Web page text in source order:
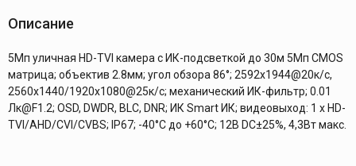
Описание
5Мп уличная HD-TVI камера с ИК-подсветкой до 30м 5Мп CMOS
матрица; объектив 2.8мм; угол обзора 86°; 2592x1944@20к/с,
2560x1440/1920x1080@25к/с; механический ИК-фильтр; 0.01
Лк@F1.2; OSD, DWDR, BLC, DNR; ИК Smart ИК; видеовыход: 1 х HD-
TVI/AHD/CVI/CVBS; IP67; -40°С до +60°С; 12В DC±25%, 4,3Вт макс.